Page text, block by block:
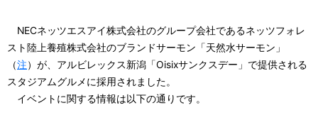
位
置
カ
ル
ナ
NECネッツエスアイ株式会社のグループ会社であるネッツフォレ
スト陸上養殖株式会社のブランドサーモン「天然水サーモン」
（注）が、アルビレックス新潟「Oisixサンクスデー」で提供される
スタジアムグルメに採用されました。
イベントに関する情報は以下の通りです。